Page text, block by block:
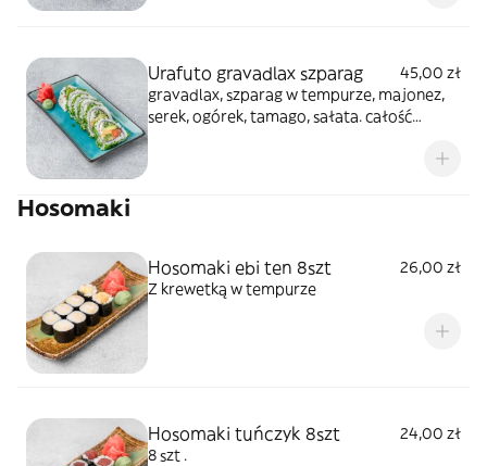
Urafuto gravadlax szparag
45,00 zł
gravadlax, szparag w tempurze, majonez,
serek, ogórek, tamago, sałata. całość
Hosomaki
Hosomaki ebi ten 8szt
26,00 zł
Z krewetką w tempurze
Hosomaki tuńczyk 8szt
24,00 zł
8 szt .